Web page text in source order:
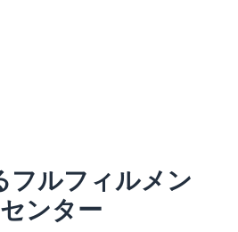
フルフィルメン
センター